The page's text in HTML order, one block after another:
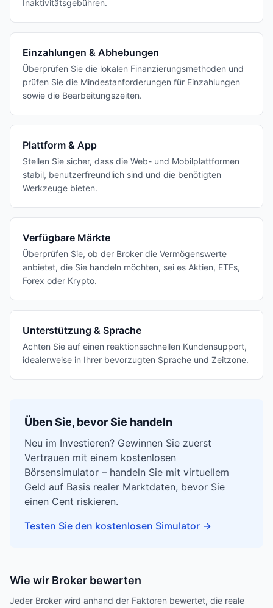
Inaktivitätsgebühren.
Einzahlungen & Abhebungen
Überprüfen Sie die lokalen Finanzierungsmethoden und
prüfen Sie die Mindestanforderungen für Einzahlungen
sowie die Bearbeitungszeiten.
Plattform & App
Stellen Sie sicher, dass die Web- und Mobilplattformen
stabil, benutzerfreundlich sind und die benötigten
Werkzeuge bieten.
Verfügbare Märkte
Überprüfen Sie, ob der Broker die Vermögenswerte
anbietet, die Sie handeln möchten, sei es Aktien, ETFs,
Forex oder Krypto.
Unterstützung & Sprache
Achten Sie auf einen reaktionsschnellen Kundensupport,
idealerweise in Ihrer bevorzugten Sprache und Zeitzone.
Üben Sie, bevor Sie handeln
Neu im Investieren? Gewinnen Sie zuerst
Vertrauen mit einem kostenlosen
Börsensimulator – handeln Sie mit virtuellem
Geld auf Basis realer Marktdaten, bevor Sie
einen Cent riskieren.
Testen Sie den kostenlosen Simulator →
Wie wir Broker bewerten
Jeder Broker wird anhand der Faktoren bewertet, die reale